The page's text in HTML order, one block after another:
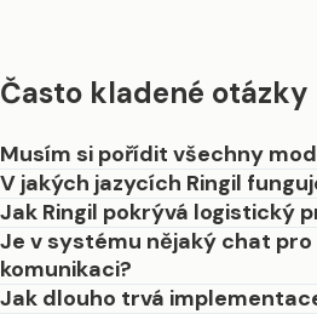
Často kladené otázky
Musím si pořídit všechny
V jakých jazycích Ringil
Jak Ringil pokrývá logistický
Je v systému nějaký chat
komunikaci?
Jak dlouho trvá